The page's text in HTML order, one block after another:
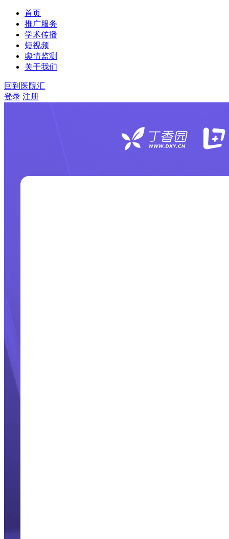
首页
推广服务
学术传播
短视频
舆情监测
关于我们
回到医院汇
登录 注册